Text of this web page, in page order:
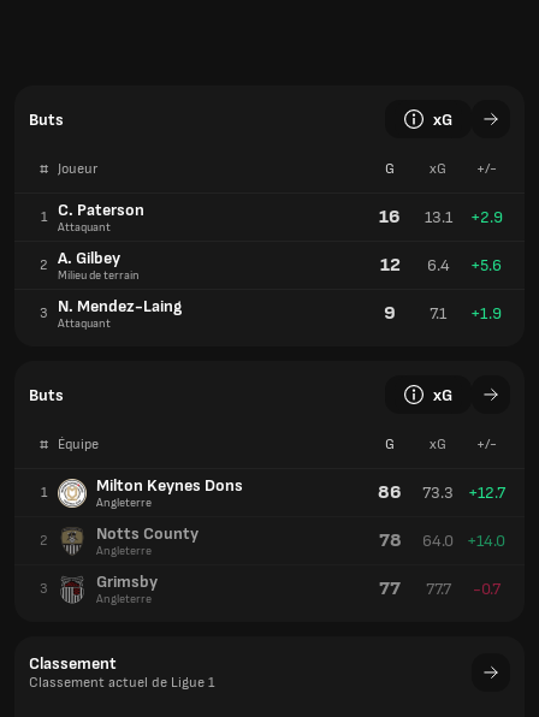
Buts xG
# Joueur G xG +/-
1 C. Paterson
Attaquant 16 13.1 +2.9
2 A. Gilbey
Milieu de terrain 12 6.4 +5.6
3 N. Mendez-Laing
Attaquant 9 7.1 +1.9
Buts xG
# Équipe G xG +/-
1 Milton Keynes Dons
Angleterre 86 73.3 +12.7
2 Notts County
Angleterre 78 64.0 +14.0
3 Grimsby
Angleterre 77 77.7 -0.7
Classement
Classement actuel de Ligue 1